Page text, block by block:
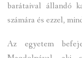
barátaival állandó
számára és ezzel,
Az egyetem